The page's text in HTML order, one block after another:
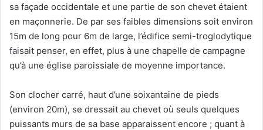
sa façade occidentale et une partie de son chevet étaient
en maçonnerie. De par ses faibles dimensions soit environ
15m de long pour 6m de large, l’édifice semi-troglodytique
faisait penser, en effet, plus à une chapelle de campagne
qu’à une église paroissiale de moyenne importance.
Son clocher carré, haut d’une soixantaine de pieds
(environ 20m), se dressait au chevet où seuls quelques
puissants murs de sa base apparaissent encore ; quant à